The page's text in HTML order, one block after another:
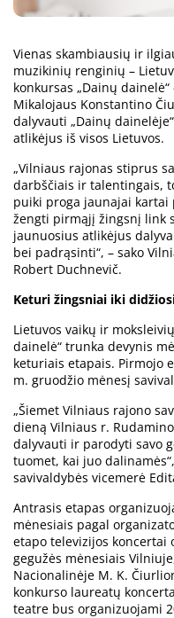
Vienas skambiausių ir
muzikinių renginių –
konkursas „Dainų
Mikalojaus Konstantino
dalyvauti „Dainų
atlikėjus iš visos Lietuvos.
„Vilniaus rajonas stiprus
darbščiais ir talentingais,
puiki proga jaunajai
žengti pirmąjį žingsnį link
jaunuosius atlikėjus
bei padrąsinti“, – sako
Robert Duchnevič.
Keturi žingsniai iki
Lietuvos vaikų ir
dainelė“ trunka devynis
keturiais etapais. Pirmojo
m. gruodžio mėnesį
„Šiemet Vilniaus rajono
dieną Vilniaus r.
dalyvauti ir parodyti savo
tuomet, kai juo
savivaldybės vicemerė
Antrasis etapas
mėnesiais pagal
etapo televizijos koncertai
gegužės mėnesiais
Nacionalinėje M. K.
konkurso laureatų
teatre bus organizuojami